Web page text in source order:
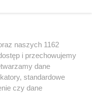
naszych 1162
i przechowujemy
dane
standardowe
czy dane